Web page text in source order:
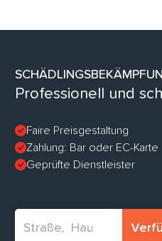
Professionell und
Faire Preisgestaltung
Zahlung: Bar oder EC-Karte
Geprüfte Dienstleister